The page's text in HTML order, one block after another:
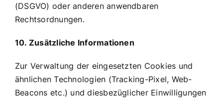
(DSGVO) oder anderen anwendbaren
Rechtsordnungen.
10. Zusätzliche Informationen
Zur Verwaltung der eingesetzten Cookies und
ähnlichen Technologien (Tracking-Pixel, Web-
Beacons etc.) und diesbezüglicher Einwilligungen